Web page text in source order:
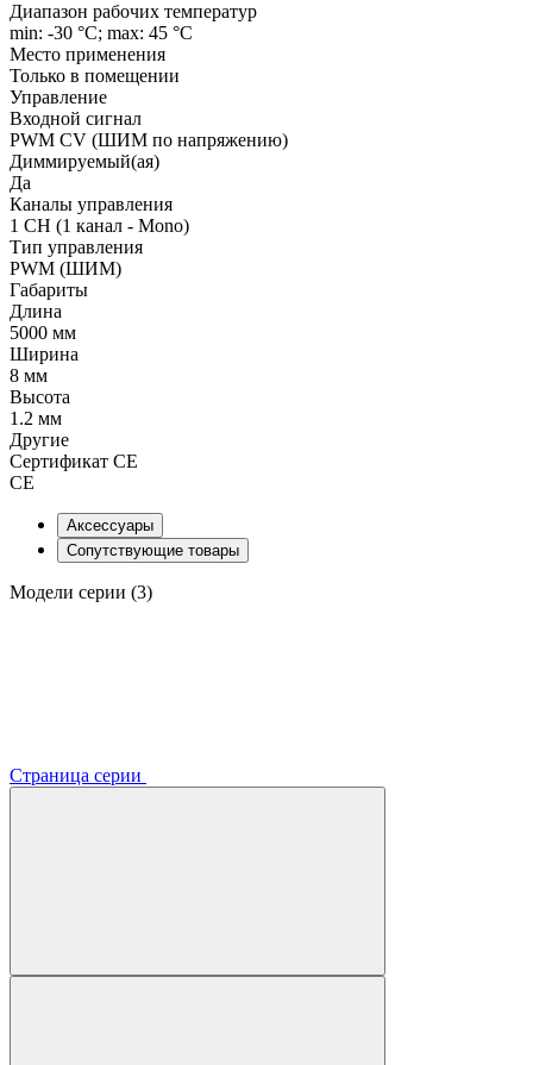
Диапазон рабочих температур
min: -30 °C; max: 45 °C
Место применения
Только в помещении
Управление
Входной сигнал
PWM СV (ШИМ по напряжению)
Диммируемый(ая)
Да
Каналы управления
1 CH (1 канал - Mono)
Тип управления
PWM (ШИМ)
Габариты
Длина
5000 мм
Ширина
8 мм
Высота
1.2 мм
Другие
Сертификат CE
CE
Аксессуары
Сопутствующие товары
Модели серии (3)
Страница серии